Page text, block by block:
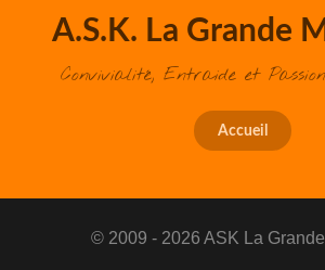
A.S.K. La Grande
Convivialité, Entraide et
Accueil
© 2009 - 2026 ASK La